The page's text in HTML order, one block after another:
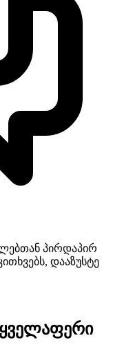
პირდაპირ
დააზუსტე
ყველაფერი